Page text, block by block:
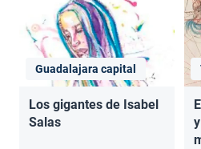
Guadalajara capital
Los gigantes de Isabel
Salas